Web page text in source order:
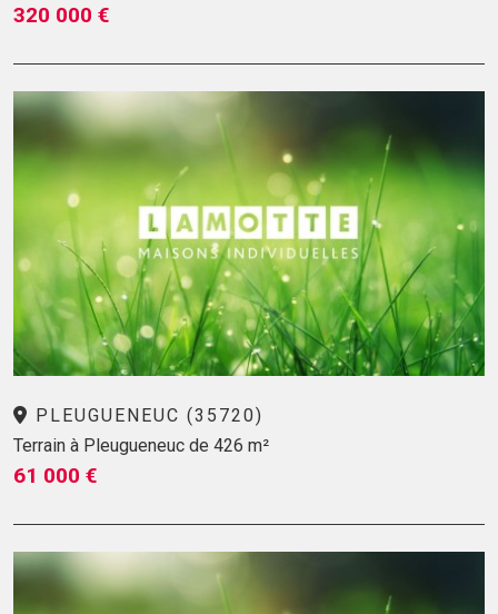
320 000 €
PLEUGUENEUC (35720)
Terrain à Pleugueneuc de 426 m²
61 000 €